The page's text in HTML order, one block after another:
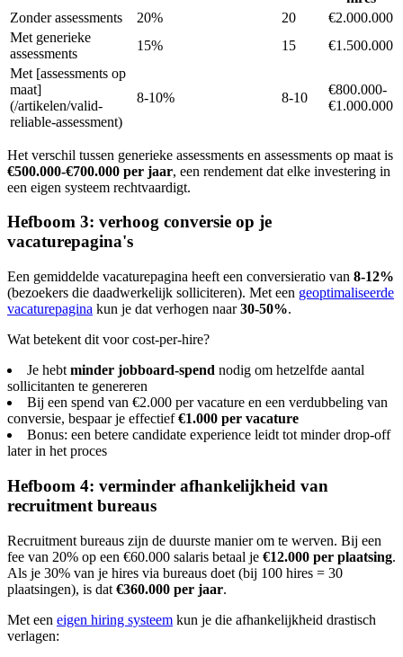
Zonder assessments
20% 20
€2.000.000
Met generieke
assessments
15% 15
€1.500.000
Met [assessments op
maat]
(/artikelen/valid-
reliable-assessment)
8-10% 8-10
€800.000-
€1.000.000
Het verschil tussen generieke assessments en assessments op maat is
€500.000-€700.000 per jaar, een rendement dat elke investering in
een eigen systeem rechtvaardigt.
Hefboom 3: verhoog conversie op je
vacaturepagina's
Een gemiddelde vacaturepagina heeft een conversieratio van 8-12%
(bezoekers die daadwerkelijk solliciteren). Met een geoptimaliseerde
vacaturepagina kun je dat verhogen naar30-50%.
Wat betekent dit voor cost-per-hire?
Je hebt minder jobboard-spend nodig om hetzelfde aantal
sollicitanten te genereren
Bij een spend van €2.000 per vacature en een verdubbeling van
conversie, bespaar je effectief€1.000 per vacature
Bonus: een betere candidate experience leidt tot minder drop-off
later in het proces
Hefboom 4: verminder afhankelijkheid van
recruitment bureaus
Recruitment bureaus zijn de duurste manier om te werven. Bij een
fee van 20% op een €60.000 salaris betaal je €12.000 per plaatsing.
Als je 30% van je hires via bureaus doet (bij 100 hires = 30
plaatsingen), is dat €360.000 per jaar.
Met een eigen hiring systeem kun je die afhankelijkheid drastisch
verlagen: